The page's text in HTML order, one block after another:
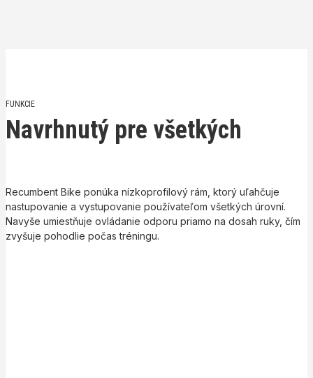
FUNKCIE
Navrhnutý pre všetkých
Recumbent Bike ponúka nízkoprofilový rám, ktorý uľahčuje
nastupovanie a vystupovanie používateľom všetkých úrovní.
Navyše umiestňuje ovládanie odporu priamo na dosah ruky, čím
zvyšuje pohodlie počas tréningu.